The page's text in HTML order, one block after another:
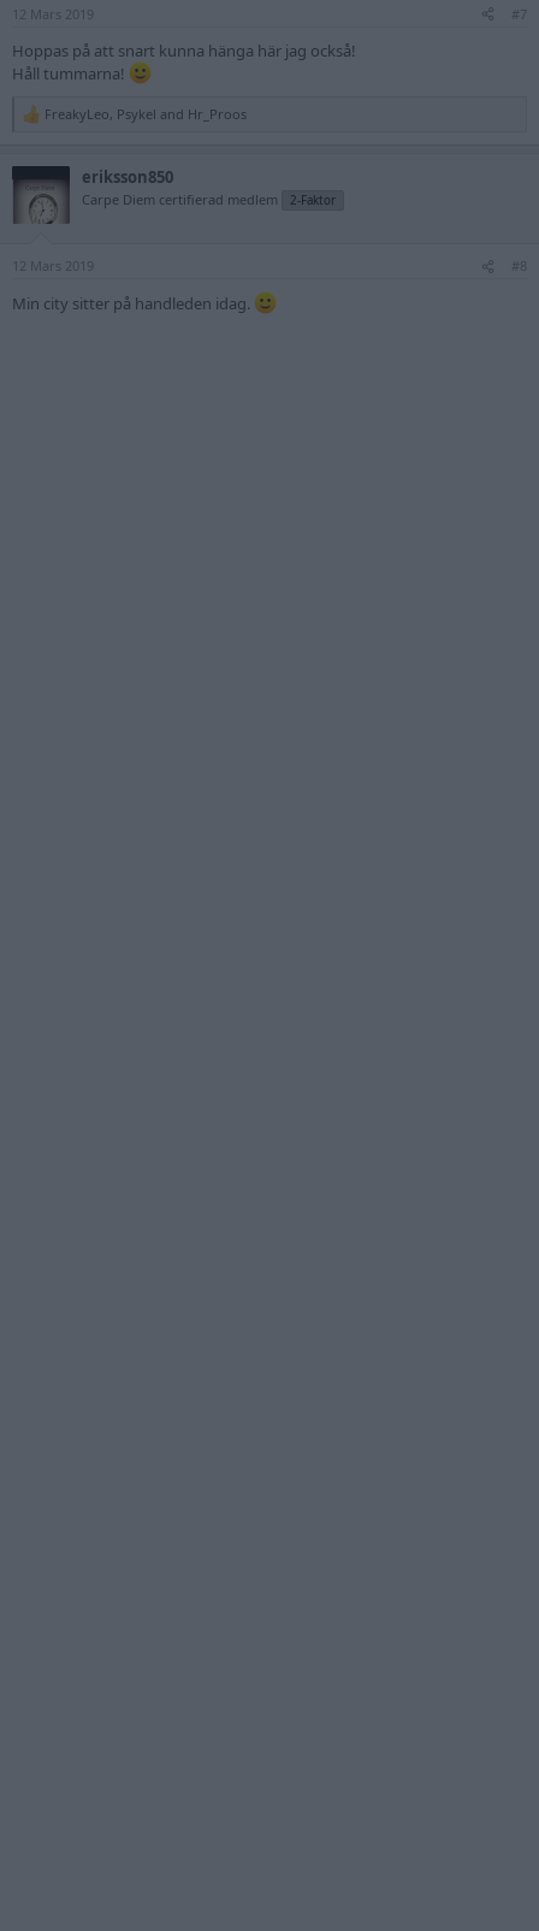
s
12 Mars 2019 #7
Hoppas på att snart kunna hänga här jag också!
Håll tummarna!
R
s
FreakyLeo, Psykel and Hr_Proos
eriksson850
Carpe Diem certifierad medlem 2-Faktor
12 Mars 2019 #8
Min city sitter på handleden idag.